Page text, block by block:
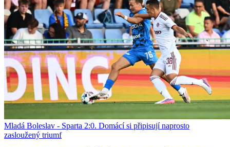
Mladá Boleslav - Sparta 2:0. Domácí si připisují naprosto
zasloužený triumf